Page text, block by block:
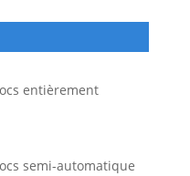
entièrement
semi-automatique